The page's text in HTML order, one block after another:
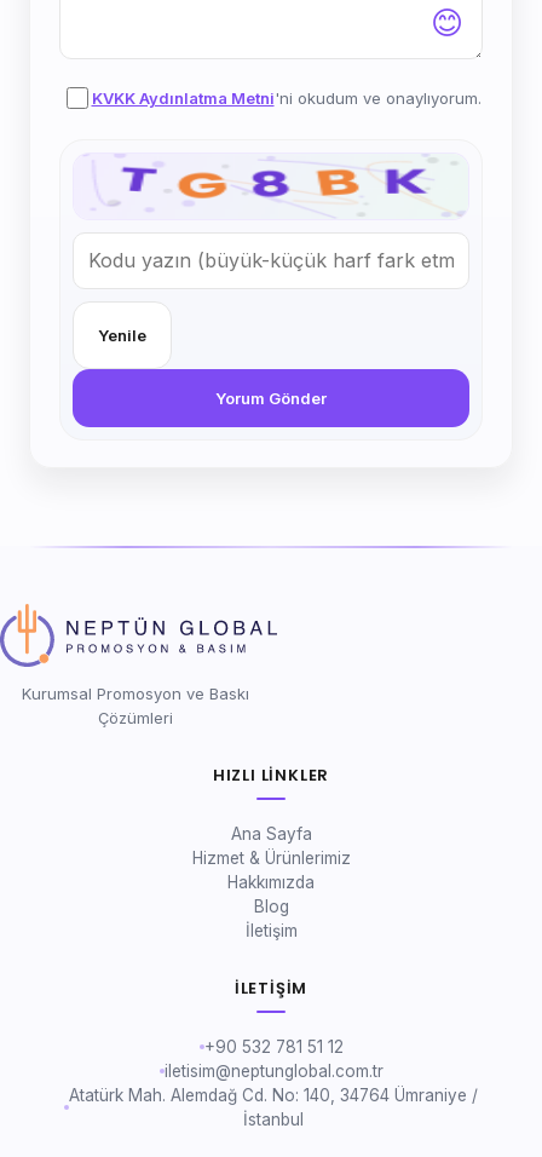
😊
KVKK Aydınlatma Metni'ni okudum ve onaylıyorum.
Yenile
Yorum Gönder
Kurumsal Promosyon ve Baskı
Çözümleri
HIZLI LINKLER
Ana Sayfa
Hizmet & Ürünlerimiz
Hakkımızda
Blog
İletişim
İLETIŞIM
+90 532 781 51 12
iletisim@neptunglobal.com.tr
Atatürk Mah. Alemdağ Cd. No: 140, 34764 Ümraniye /
İstanbul